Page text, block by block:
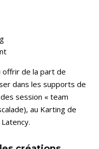
offrir de la part de
dans les supports de
session « team
au Karting de